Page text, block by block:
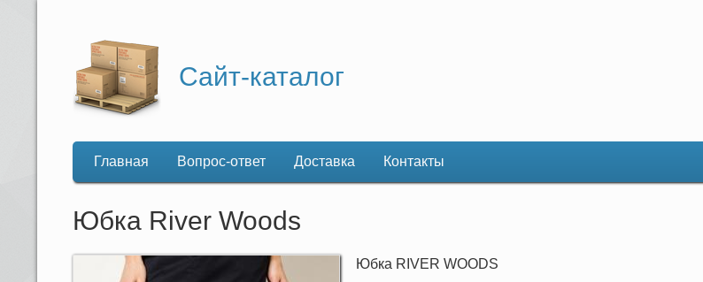
Сайт-каталог
Основная
навигация
Главная Вопрос-ответ Доставка Контакты
Юбка River Woods
Юбка RIVER WOODS